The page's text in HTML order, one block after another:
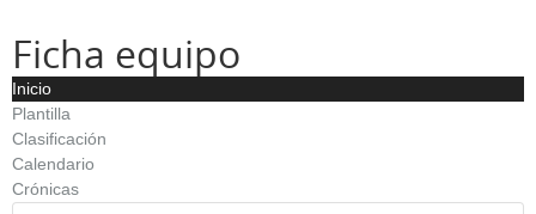
Ficha equipo
Inicio
Plantilla
Clasificación
Calendario
Crónicas